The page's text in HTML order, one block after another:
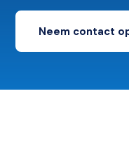
Neem contact